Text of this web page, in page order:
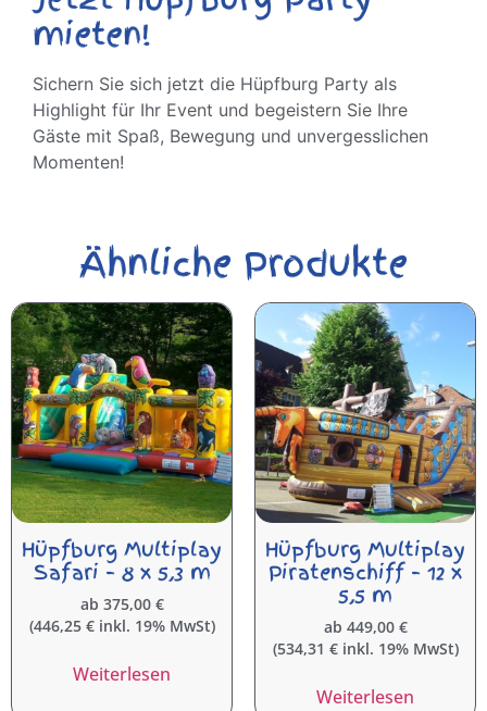
mieten!
Sichern Sie sich jetzt die Hüpfburg Party als
Highlight für Ihr Event und begeistern Sie Ihre
Gäste mit Spaß, Bewegung und unvergesslichen
Momenten!
Ähnliche Produkte
Hüpfburg Multiplay
Safari – 8 x 5,3 m
ab 375,00 €
(446,25 €inkl. 19% MwSt)
Weiterlesen
Hüpfburg Multiplay
Piratenschiff – 12 x
5,5 m
ab 449,00 €
(534,31 €inkl. 19% MwSt)
Weiterlesen